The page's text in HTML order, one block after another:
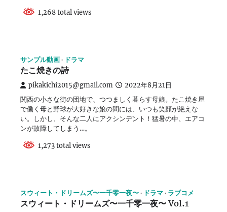
1,268 total views
サンプル動画 ドラマ
たこ焼きの詩
pikakichi2015@gmail.com 2022年8月21日
関西の小さな街の団地で、つつましく暮らす母娘。たこ焼き屋
で働く母と野球が大好きな娘の間には、いつも笑顔が絶えな
い。しかし、そんな二人にアクシンデント！猛暑の中、エアコ
ンが故障してしまう…。
1,273 total views
スウィート・ドリームズ〜一千零一夜〜 ドラマ ラブコメ
スウィート・ドリームズ〜一千零一夜〜 Vol.1